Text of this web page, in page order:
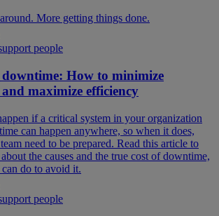
More getting things done.
people
How to minimize
maximize efficiency
if a critical system in your organization
can happen anywhere, so when it does,
need to be prepared. Read this article to
the causes and the true cost of downtime,
do to avoid it.
people